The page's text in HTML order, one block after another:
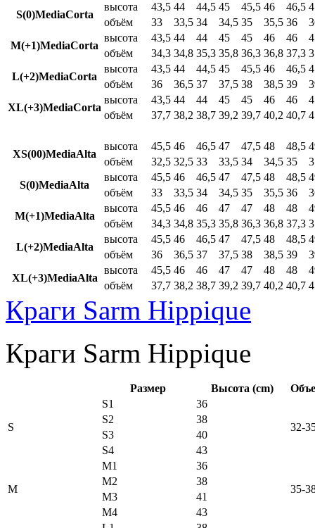
S(0)MediaCorta
высота 43,5 44 44,5 45 45,5 46 46,5
объём
33 33,5 34 34,5 35 35,5 36
M(+1)MediaCorta
высота 43,5 44 44 45 45 46 46
объём
34,3 34,8 35,3 35,8 36,3 36,8 37,3
L(+2)MediaCorta
высота 43,5 44 44,5 45 45,5 46 46,5
объём
36 36,5 37 37,5 38 38,5 39
XL(+3)MediaCorta
высота 43,5 44 44 45 45 46 46
объём
37,7 38,2 38,7 39,2 39,7 40,2 40,7
XS(00)MediaAlta
высота 45,5 46 46,5 47 47,5 48 48,5
объём
32,5 32,5 33 33,5 34 34,5 35
S(0)MediaAlta
высота 45,5 46 46,5 47 47,5 48 48,5
объём
33 33,5 34 34,5 35 35,5 36
M(+1)MediaAlta
высота 45,5 46 46 47 47 48 48
объём
34,3 34,8 35,3 35,8 36,3 36,8 37,3
L(+2)MediaAlta
высота 45,5 46 46,5 47 47,5 48 48,5
объём
36 36,5 37 37,5 38 38,5 39
XL(+3)MediaAlta
высота 45,5 46 46 47 47 48 48
объём
37,7 38,2 38,7 39,2 39,7 40,2 40,7
Краги Sarm Hippique
Краги Sarm Hippique
Размер Высота (cm)
S
S1
36
32-
S2
38
S3
40
S4
43
M
M1
36
35-
M2
38
M3
41
M4
43